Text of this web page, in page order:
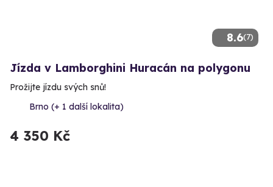
8.6(7)
Jízda v Lamborghini Huracán na polygonu
Prožijte jízdu svých snů!
Brno (+ 1 další lokalita)
4 350 Kč